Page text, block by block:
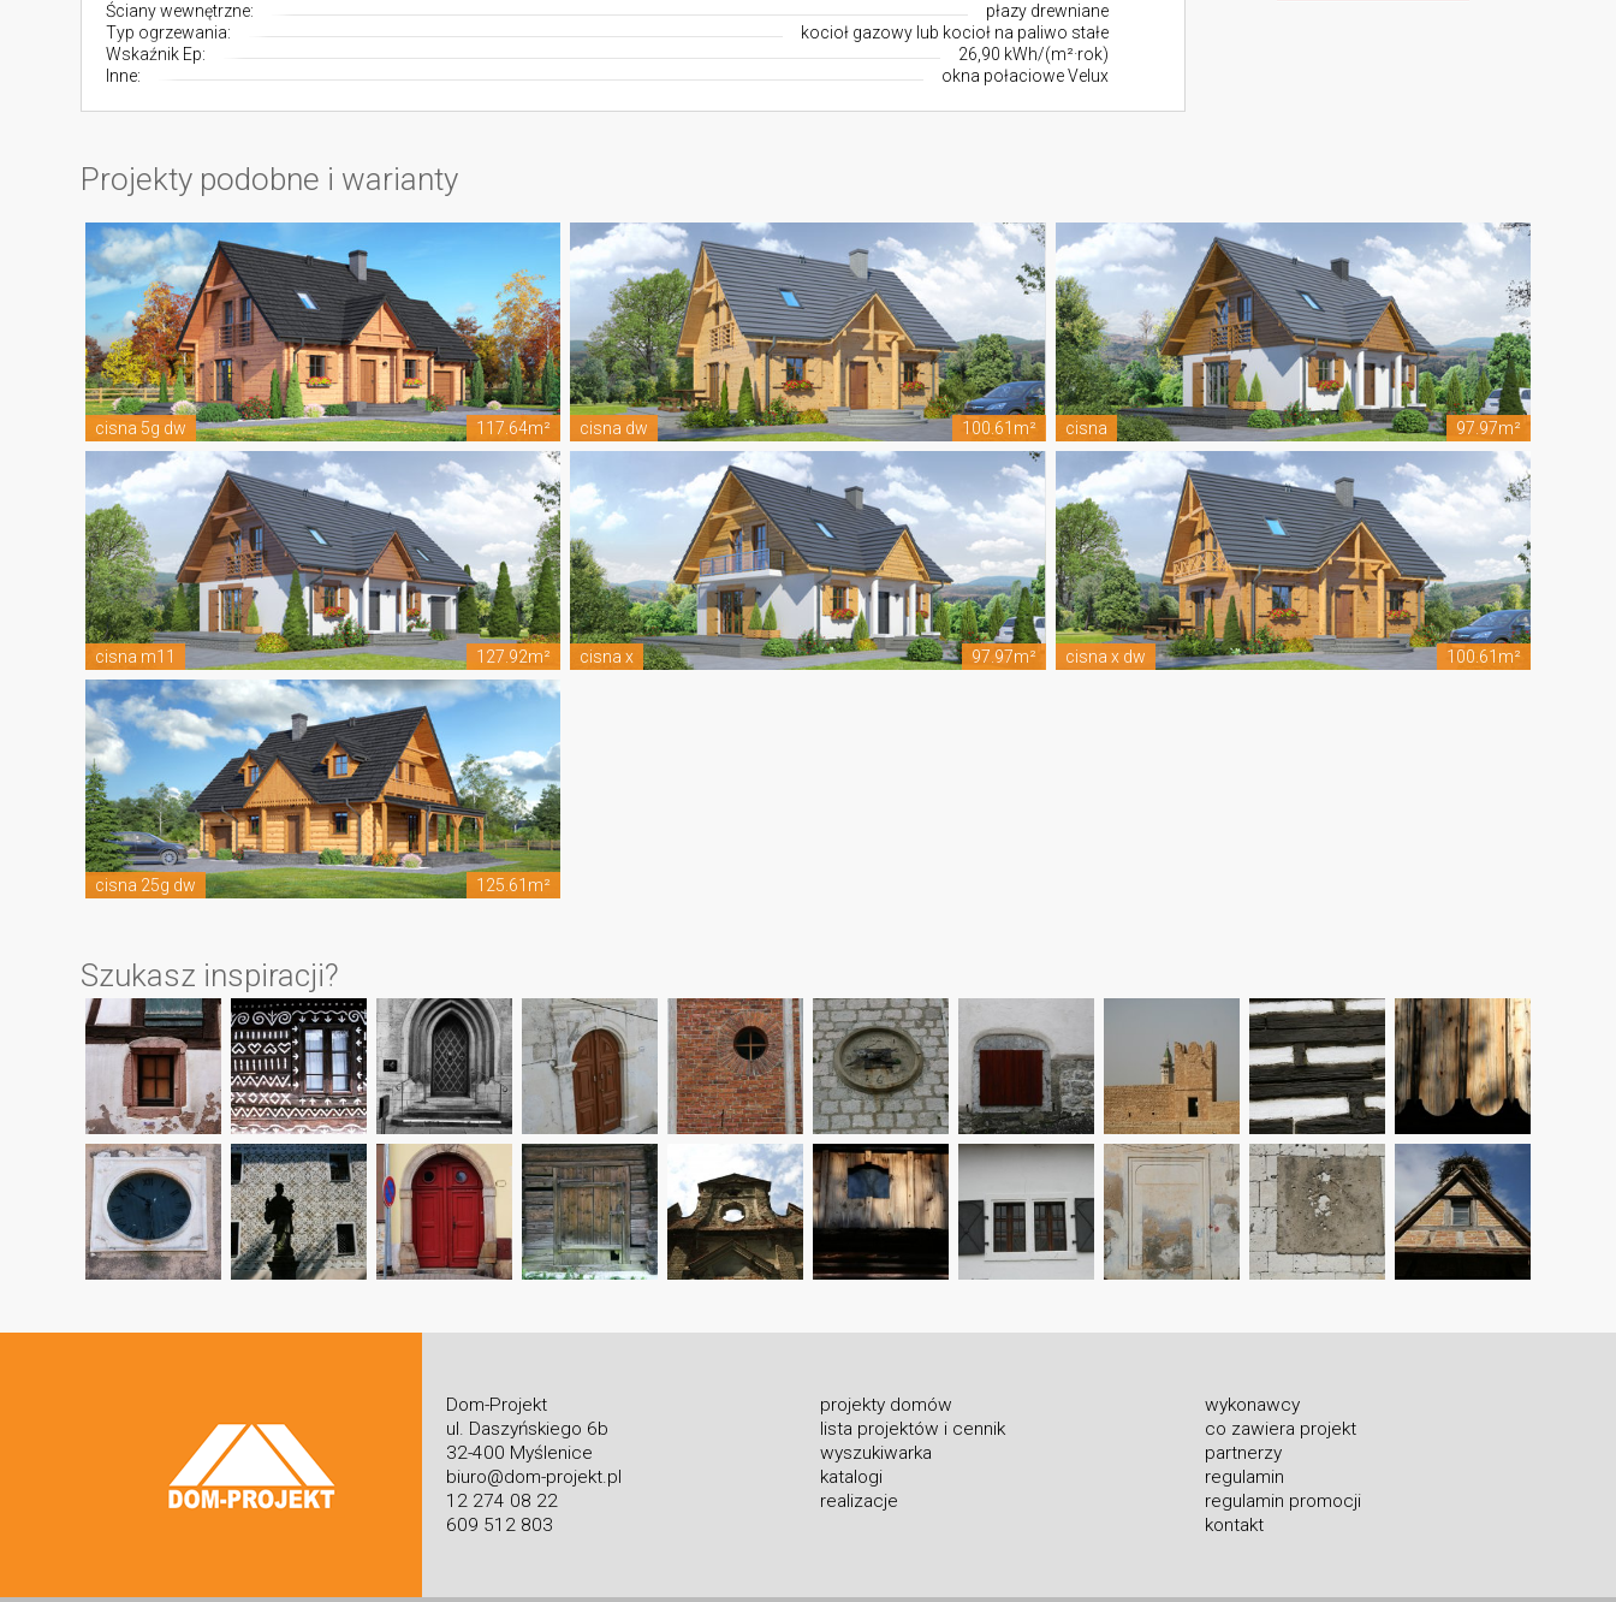
Ściany wewnętrzne:
płazy drewniane
Typ ogrzewania:
kocioł gazowy lub kocioł na paliwo stałe
Wskaźnik Ep:
26,90 kWh/(m²·rok)
Inne:
okna połaciowe Velux
Projekty podobne i warianty
cisna 5g dw 117.64m² cisna dw 100.61m² cisna 97.97m²
cisna m11 127.92m² cisna x 97.97m² cisna x dw 100.61m²
cisna 25g dw 125.61m²
Szukasz inspiracji?
Dom-Projekt
ul. Daszyńskiego 6b
32-400 Myślenice
biuro@dom-projekt.pl
12 274 08 22
609 512 803
projekty domów
lista projektów i cennik
wyszukiwarka
katalogi
realizacje
wykonawcy
co zawiera projekt
partnerzy
regulamin
regulamin promocji
kontakt